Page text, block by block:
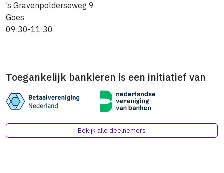
’s Gravenpolderseweg 9
Goes
09:30-11:30
Toegankelijk bankieren is een initiatief van
Bekijk alle deelnemers